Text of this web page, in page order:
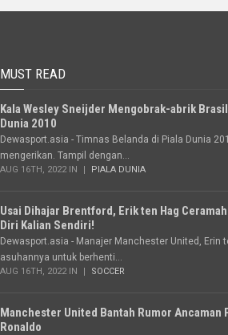
MUST READ
Kala Wesley Sneijder Mengobrak-abrik
Dunia 2010
Dewasport.asia - Timnas Belanda di Piala Dunia
mengerikan. Tampil dengan...
AUG 16TH, 2022 IN PIALA DUNIA
Usai Dihajar Brentford, Erik ten Hag
Diri Kalian Sendiri!
Dewasport.asia - Manajer Manchester United, Erin
asuhannya untuk berhenti...
AUG 16TH, 2022 IN SOCCER
Manchester United Bantah Rumor Ancaman
Ronaldo